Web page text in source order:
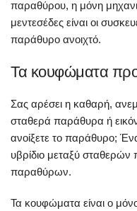
παραθύρου, η μόνη
μεντεσέδες είναι οι
παράθυρο ανοιχτό.
Τα κουφώματα
Σας αρέσει η καθαρή,
σταθερά παράθυρα ή
ανοίξετε το παράθυρο;
υβρίδιο μεταξύ
παραθύρων.
Τα κουφώματα είναι ο